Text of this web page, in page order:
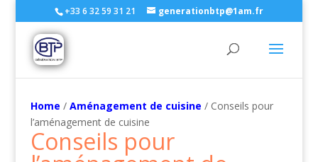
+33 6 32 59 31 21 generationbtp@1am.fr
Home / Aménagement de cuisine / Conseils pour
l’aménagement de cuisine
Conseils pour